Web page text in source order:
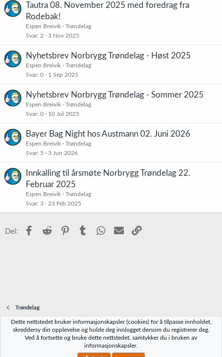
Tautra 08. November 2025 med foredrag fra
Rodebak!
Espen Breivik
Trøndelag
Svar 2 3 Nov 2025
Nyhetsbrev Norbrygg Trøndelag - Høst 2025
Espen Breivik
Trøndelag
Svar 0 1 Sep 2025
Nyhetsbrev Norbrygg Trøndelag - Sommer 2025
Espen Breivik
Trøndelag
Svar 0 10 Jul 2025
Bayer Bag Night hos Austmann 02. Juni 2026
Espen Breivik
Trøndelag
Svar 5 3 Jun 2026
Innkalling til årsmøte Norbrygg Trøndelag 22.
Februar 2025
Espen Breivik
Trøndelag
Svar 3 23 Feb 2025
Del: Facebook
Reddit PinterestTumblr WhatsApp
E-post
Trøndelag
Norbrygg-default
Vilkår og regler Personvernregler
Dette nettstedet bruker informasjonskapsler (cookies) for å tilpasse innholdet,
skreddersy din opplevelse og holde deg innlogget dersom du registrerer deg.
Ved å fortsette og bruke dette nettstedet, samtykker du i bruken av
informasjonskapsler.